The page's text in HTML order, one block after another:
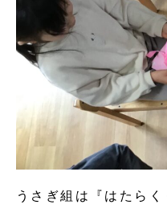
うさぎ組は『はたら